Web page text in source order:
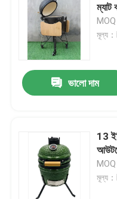
মূল্য
ভালো দাম
13
মূল্য